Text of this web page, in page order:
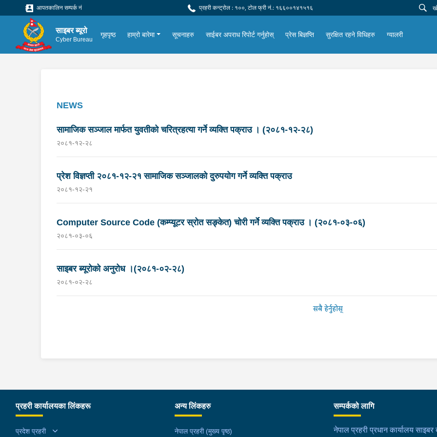
आपतकालिन सम्पर्क नं प्रहरी कन्ट्रोल : १००, टोल फ्री नं.: १६६००१४१५१६
साइबर ब्यूरो
Cyber Bureau
गृहपृष्ठ हाम्रो बारेमा सूचनाहरु साईबर अपराध रिपोर्ट गर्नुहोस् प्रेस बिज्ञप्ति सुरक्षित रहने विधिहरु ग्यालरी
NEWS
सामाजिक सञ्जाल मार्फत युवतीको चरित्रहत्या गर्ने व्यक्ति पक्राउ । (२०८१-१२-२८)
२०८१-१२-२८
प्रेश विज्ञप्ती २०८१-१२-२१ सामाजिक सञ्जालको दुरुपयोग गर्ने व्यक्ति पक्राउ
२०८१-१२-२१
Computer Source Code (कम्प्यूटर स्रोत सङ्केत) चोरी गर्ने व्यक्ति पक्राउ । (२०८१-०३-०६)
२०८१-०३-०६
साइबर ब्यूरोको अनुरोध ।(२०८१-०२-२८)
२०८१-०२-२८
सबै हेर्नुहोस्
प्रहरी कार्यालयका लिंकहरू
प्रदेश प्रहरी
अन्य लिंकहरु
नेपाल प्रहरी (मुख्य पृष्ठ)
सम्पर्कको लागि
नेपाल प्रहरी प्रधान कार्यालय साइबर